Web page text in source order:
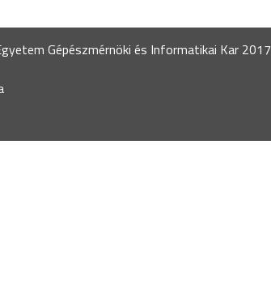
Gépészmérnöki és Informatikai Kar 2017